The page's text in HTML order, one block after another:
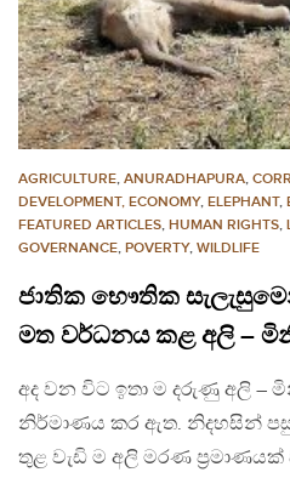
AGRICULTURE, ANURADHAPURA,
DEVELOPMENT, ECONOMY, ELEPHANT,
FEATURED ARTICLES, HUMAN RIGHTS,
GOVERNANCE, POVERTY, WILDLIFE
ජාතික භෞතික
මත වර්ධනය කළ අලි –
අද වන විට ඉතා ම දරුණු අලි –
නිර්මාණය කර ඇත. නිදහසින්
තුළ වැඩි ම අලි මරණ ප්‍රමාණයක්